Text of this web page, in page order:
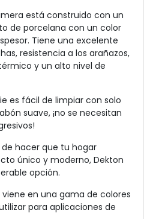
está construido con un
de porcelana con un color
Tiene una excelente
resistencia a los arañazos,
y un alto nivel de
es fácil de limpiar con solo
suave, ¡no se necesitan
hacer que tu hogar
único y moderno, Dekton
opción.
en una gama de colores
para aplicaciones de